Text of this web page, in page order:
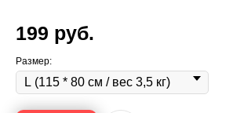
199 руб.
Размер: